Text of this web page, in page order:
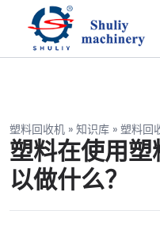
塑料回收机 » 知识库 » 塑料回
塑料在使用
以做什么？